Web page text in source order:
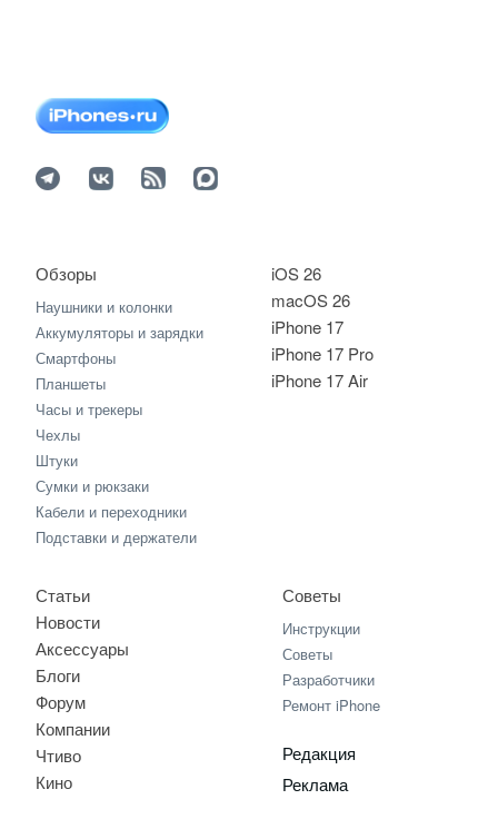
iOS 26
macOS 26
iPhone 17
iPhone 17 Pro
iPhone 17 Air
Обзоры
Наушники и колонки
Аккумуляторы и зарядки
Смартфоны
Планшеты
Часы и трекеры
Чехлы
Штуки
Сумки и рюкзаки
Кабели и переходники
Подставки и держатели
Статьи
Новости
Аксессуары
Блоги
Форум
Компании
Чтиво
Кино
Советы
Инструкции
Советы
Разработчики
Ремонт iPhone
Редакция
Реклама